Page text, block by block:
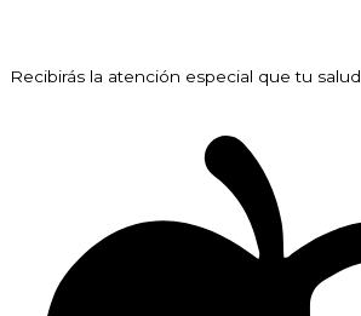
Recibirás la atención especial que tu